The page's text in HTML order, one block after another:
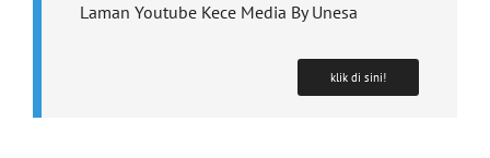
Laman Youtube Kece Media By Unesa
klik di sini!